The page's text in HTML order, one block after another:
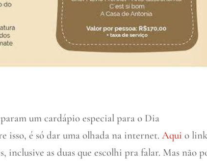
um cardápio especial para o Dia
isso, é só dar uma olhada na internet.Aqui o
inclusive as duas que escolhi pra falar. Mas não